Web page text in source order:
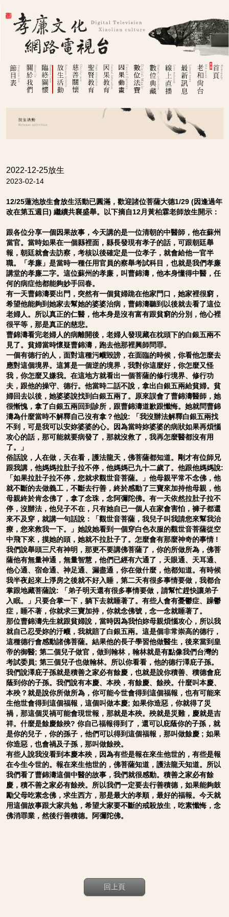
2022-12-25放生
2023-02-14
12/25蓮池放生會放生活動已圓滿，歡迎諸位菩薩大德1/29 (因逢過年
改在第五週日) 繼續共襄盛舉。以下摘自12月黃柏霖老師放生開示：
跟各位分享一個因果故事，今天講的是一位清朝的中醫師，他在蘇州
當官。當時如果在一個縣裡面，縣長發現有孝子的話，可跟朝廷舉
報，朝廷就會去訪察，考核以後確定是一位孝子，就會給他一官半
職。「孝廉」是當時一種任用官員的察舉考試科目，也就是我們孝廉
講堂的孝廉二字。這位蘇州的孝廉，叫曹錦濤，他本身懂得中醫，任
何的病症他都能夠妙手回春。
有一天曹錦濤要出門，突然有一個貧婦跪在他家門口，她家裡很窮，
希望他能夠到她家去幫她的婆婆治病，曹錦濤聽到以後就去看了這位
老婦人。所以真正的仁醫，他本身是沒有富有跟貧窮的分別，他心裡
很平等，那是真正的慈悲。
曹錦濤看完老婦人的病離開後，老婦人發現藏在枕頭下的白銀五兩不
見了。貧婦當時懷疑曹錦濤，跑去他那裡興師問罪。
一個有德行的人，面對這種污衊毀謗，在面臨的時候，你看他怎麼去
應對這個境界。這算是一個逆的境界，我對你這麼好，你怎麼又怪
我，你怎麼又嫌我。在這地方就看出一個菩薩的修行境界、修行功
夫，跟他的操守、德行。他當時二話不說，拿出白銀五兩給貧婦。貧
婦回去以後，她婆婆說找到白銀五兩了。原來誤會了曹錦濤醫師，她
很慚愧，拿了白銀五兩回到診所，跟曹錦濤道歉跟懺悔。她就問曹錦
濤為什麼當時不解釋自己沒有拿？他說: 「我沒辦法解釋白銀五兩找
不到，可是我可以安妳婆婆的心。因為當時妳婆婆的病狀如果再煩惱
攻心的話，那可能就要病發了，那就沒救了，我再怎麼醫都沒有用
了。」
俗話說，人在做，天在看，護法龍天，佛菩薩都知道。剛才有位師兄
跟我講，他媽媽拉肚子拉不停，他媽媽已九十二歲了。他跟他媽媽說:
「如果拉肚子拉不停，您就求觀世音菩薩。」他母親平常不念佛，他
就不斷的去做義工，不斷去行善，終於感動了三寶來加持他母親，他
母親終於肯念佛了，拿了念珠，念阿彌陀佛。有一天依然拉肚子拉不
停，沒辦法，他兒子不在，只有她自已一個人在家會害怕，褲子都還
來不及穿，就講一句話說：「觀世音菩薩，我兒子叫我請您來幫我治
療，您來救我一下。」她說她看到一個穿白色衣服的觀世音菩薩從空
中飛下來，摸她的頭，她就不拉肚子了。怎麼會有那麼神奇的事情 !
我們說舉頭三尺有神明，那更不要講佛菩薩了，你的所做所為，佛菩
薩他有無量神通，無量智慧，他們已經有六通了，天眼通、天耳通、
他心通、宿命通、神足通、漏盡通，你在做什麼，他都知道。有時候
我半夜起來上淨房之後就不好入睡，第二天有很多事情要做，我都合
掌跟地藏菩薩說: 「弟子明天還有很多事情要做，請幫忙趕快讓弟子
入眠。」只要合掌一下，躺下去就睡著了。有些人會有憂鬱症、躁鬱
症，睡不著，你就求三寶加持，你就念佛號，念一念就睡著了。
那位曹錦濤先生就跟貧婦說，當時因為我怕妳母親煩惱攻心，所以我
就自己忍受妳的汙衊，我就賠了白銀五兩。這是個非常崇高的德行，
這種德行會感動諸佛菩薩。結果他的長子學習他做醫生，後來當到皇
帝的御醫; 第二個兒子做官，做到翰林，翰林就是有點像我們台灣的
考試委員; 第三個兒子也做翰林。所以你看看，他的德行澤庇子孫。
我們說澤庇子孫就是積善之家必有餘慶，也就是說你積善、積德會庇
蔭到你的子孫。我們說有本慶、本殃，有餘慶、餘殃。什麼叫本慶、
本殃？就是說你所做所為，你可能今世會得到這個福報，也有可能來
生他世會得到這個福報，這個叫做本慶; 如果你造惡，你就得了災
禍，那這個災禍可能會現世報，那就是本殃。殃就是災難，慶就是吉
祥。什麼是餘慶餘殃? 你自己福報得到了，還可以庇蔭你的子孫，就
是你的兒子，你的孫子，他們可以得到這個福報，那叫做餘慶 ; 如果
你造惡，也會禍及子孫，那叫做餘殃。
有些人說我沒看到本慶本殃，因為有些是報在來生他世的，有些是報
在今生今世的。報在來生他世的，佛菩薩知道，護法龍天知道。所以
我們看了曹錦濤這個中醫的故事，我們就很感動。積善之家必有餘
慶，積不善之家必有餘殃。所以我們一定要去行善積德，如果能夠鼓
勵父母吃素念佛，求生西方，那是最大的孝順，最好的福報。今天就
用這個故事跟大家共勉，希望大家要不斷的戒殺放生，吃素懺悔，念
佛消罪業，然後行善積德。阿彌陀佛。